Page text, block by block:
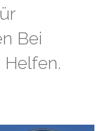
Bei